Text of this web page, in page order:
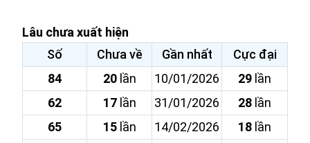
Lâu chưa xuất hiện
Số
Chưa về Gần nhất
Cực đại
84
20lần 10/01/2026 29 lần
62
17lần 31/01/2026 28 lần
65
15lần 14/02/2026 18 lần